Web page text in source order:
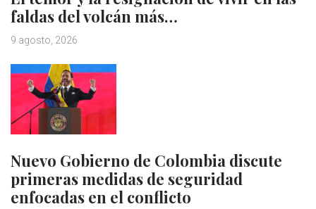
faldas del volcán más…
9 agosto, 2026
Nuevo Gobierno de Colombia discute
primeras medidas de seguridad
enfocadas en el conflicto